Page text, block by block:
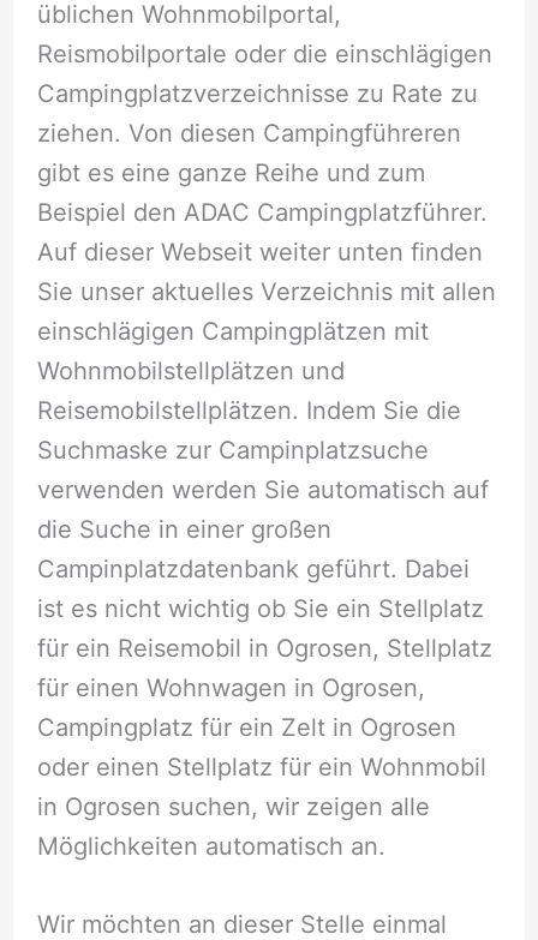
üblichen Wohnmobilportal,
Reismobilportale oder die einschlägigen
Campingplatzverzeichnisse zu Rate zu
ziehen. Von diesen Campingführeren
gibt es eine ganze Reihe und zum
Beispiel den ADAC Campingplatzführer.
Auf dieser Webseit weiter unten finden
Sie unser aktuelles Verzeichnis mit allen
einschlägigen Campingplätzen mit
Wohnmobilstellplätzen und
Reisemobilstellplätzen. Indem Sie die
Suchmaske zur Campinplatzsuche
verwenden werden Sie automatisch auf
die Suche in einer großen
Campinplatzdatenbank geführt. Dabei
ist es nicht wichtig ob Sie ein Stellplatz
für ein Reisemobil in Ogrosen, Stellplatz
für einen Wohnwagen in Ogrosen,
Campingplatz für ein Zelt in Ogrosen
oder einen Stellplatz für ein Wohnmobil
in Ogrosen suchen, wir zeigen alle
Möglichkeiten automatisch an.
Wir möchten an dieser Stelle einmal